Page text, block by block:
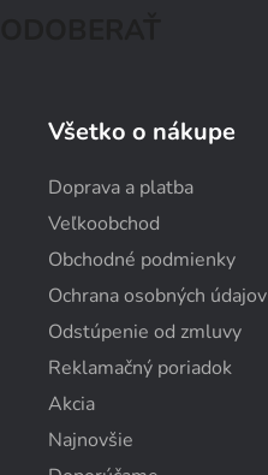
Všetko o nákupe
Doprava a platba
Veľkoobchod
Obchodné podmienky
Ochrana osobných údajov
Odstúpenie od zmluvy
Reklamačný poriadok
Akcia
Najnovšie